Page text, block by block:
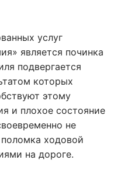
услуг
является починка
подвергается
которых
этому
и плохое состояние
не
ходовой
на дороге.